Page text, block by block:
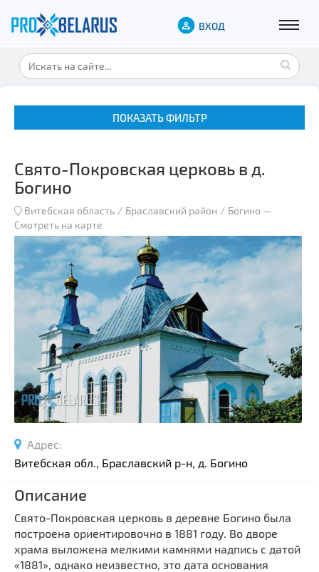
ВХОД
ПОКАЗАТЬ ФИЛЬТР
Музеи
Замки и дворцы
Военная история
Гражданская архитектура
Спортивные сооружения
Производства
Ратуши
Родовые усадьбы
Садово-парковая архитектура
Озера и водоемы
Памятники археологии
Памятники геодезии
Памятники природы
Памятники известным людям
Выберите область
Выберите район
Свято-Покровская церковь в д.
Богино
Витебская область Браславский район Богино —
Смотреть на карте
Адрес:
Витебская обл., Браславский р-н, д. Богино
Описание
Свято-Покровская церковь в деревне Богино была
построена ориентировочно в 1881 году. Во дворе
храма выложена мелкими камнями надпись с датой
«1881», однако неизвестно, это дата основания